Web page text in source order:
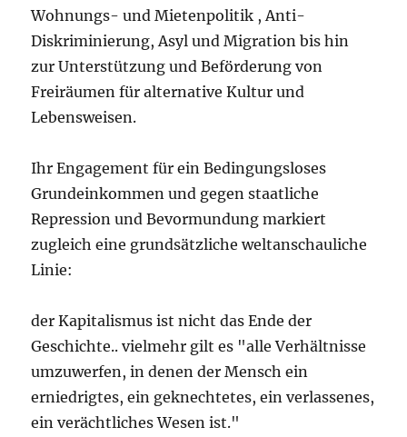
Wohnungs- und Mietenpolitik , Anti-
Diskriminierung, Asyl und Migration bis hin
zur Unterstützung und Beförderung von
Freiräumen für alternative Kultur und
Lebensweisen.
Ihr Engagement für ein Bedingungsloses
Grundeinkommen und gegen staatliche
Repression und Bevormundung markiert
zugleich eine grundsätzliche weltanschauliche
Linie:
der Kapitalismus ist nicht das Ende der
Geschichte.. vielmehr gilt es "alle Verhältnisse
umzuwerfen, in denen der Mensch ein
erniedrigtes, ein geknechtetes, ein verlassenes,
ein verächtliches Wesen ist."